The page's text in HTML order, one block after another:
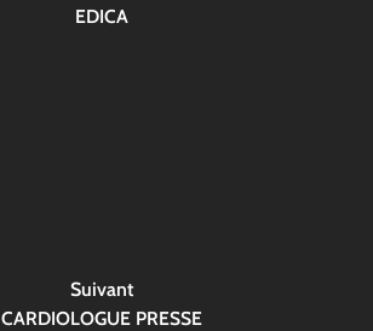
EDICA
Suivant
CARDIOLOGUE PRESSE